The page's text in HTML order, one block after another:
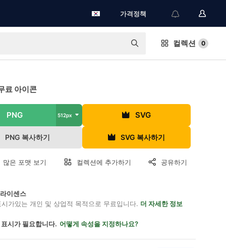
가격정책
컬렉션 0
료 아이콘
PNG 512px SVG
PNG 복사하기 SVG 복사하기
많은 포맷 보기 컬렉션에 추가하기 공유하기
이센스
가있는 개인 및 상업적 목적으로 무료입니다. 더 자세한 정보
시가 필요합니다. 어떻게 속성을 지정하나요?